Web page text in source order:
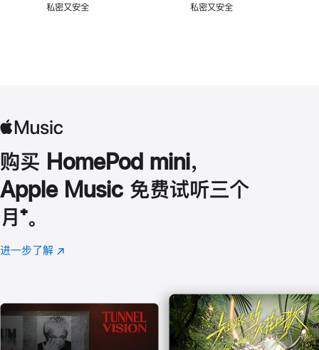
私密又安全 私密又安全
购买 HomePod mini，
Apple Music 免费试听三个
月 脚
注
⁺。
进一步了解 Apple
(在
口
中
打